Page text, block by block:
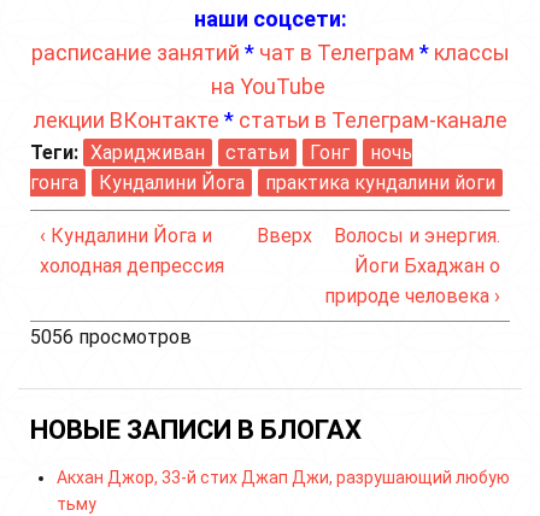
наши соцсети:
расписание занятий * чат в Телеграм * классы
на YouTube
лекции ВКонтакте * статьи в Телеграм-канале
Теги: Харидживан статьи Гонг
ночь
гонга
Кундалини Йога практика кундалини йоги
‹ Кундалини Йога и
холодная депрессия
Вверх
Волосы и энергия.
Йоги Бхаджан о
природе человека ›
5056 просмотров
НОВЫЕ ЗАПИСИ В БЛОГАХ
Акхан Джор, 33-й стих Джап Джи, разрушающий любую
тьму